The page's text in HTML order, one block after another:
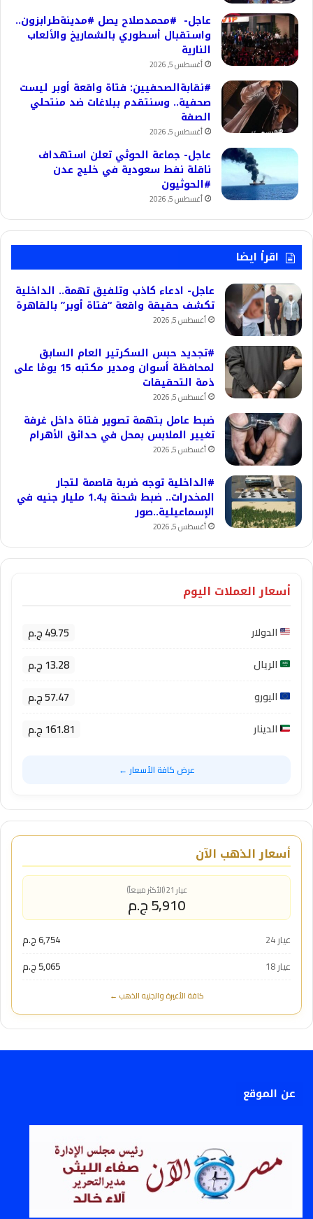
عاجل- #محمدصلاح يصل #مدينةطرابزون..
واستقبال أسطوري بالشماريخ والألعاب
النارية
أغسطس 5, 2026
#نقابةالصحفيين: فتاة واقعة أوبر ليست
صحفية.. وسنتقدم ببلاغات ضد منتحلي
الصفة
أغسطس 5, 2026
عاجل- جماعة الحوثي تعلن استهداف
ناقلة نفط سعودية في خليج عدن
#الحوثيون
أغسطس 5, 2026
اقرأ ايضا
عاجل- ادعاء كاذب وتلفيق تهمة.. الداخلية
تكشف حقيقة واقعة “فتاة أوبر” بالقاهرة
أغسطس 5, 2026
#تجديد حبس السكرتير العام السابق
لمحافظة أسوان ومدير مكتبه 15 يومًا على
ذمة التحقيقات
أغسطس 5, 2026
ضبط عامل بتهمة تصوير فتاة داخل غرفة
تغيير الملابس بمحل في حدائق الأهرام
أغسطس 5, 2026
#الداخلية توجه ضربة قاصمة لتجار
المخدرات.. ضبط شحنة بـ1.4 مليار جنيه في
الإسماعيلية..صور
أغسطس 5, 2026
أسعار العملات اليوم
الدولار 49.75 ج.م
الريال 13.28 ج.م
اليورو 57.47 ج.م
الدينار 161.81 ج.م
عرض كافة الأسعار ←
أسعار الذهب الآن
عيار 21 (الأكثر مبيعاً)
5,910 ج.م
عيار 24
6,754 ج.م
عيار 18
5,065 ج.م
كافة الأعيرة والجنيه الذهب ←
عن الموقع